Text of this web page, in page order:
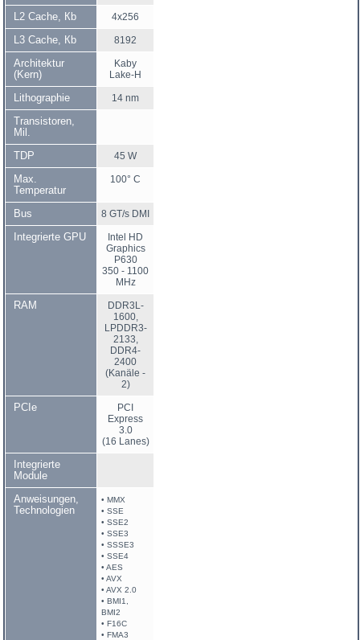
L2 Cache, Кb 4x256
L3 Cache, Кb 8192
Architektur
(Kern)
Kaby
Lake-H
Lithographie 14 nm
Transistoren,
Mil.
TDP
45 W
Max.
Temperatur
100° C
Bus 8 GT/s DMI
Integrierte GPU
Intel HD
Graphics
P630
350 - 1100
MHz
RAM
DDR3L-
1600,
LPDDR3-
2133,
DDR4-
2400
(Kanäle -
2)
PCIe
PCI
Express
3.0
(16 Lanes)
Integrierte
Module
Anweisungen,
Technologien
• MMX
• SSE
• SSE2
• SSE3
• SSSE3
• SSE4
• AES
• AVX
• AVX 2.0
• BMI1,
BMI2
• F16C
• FMA3